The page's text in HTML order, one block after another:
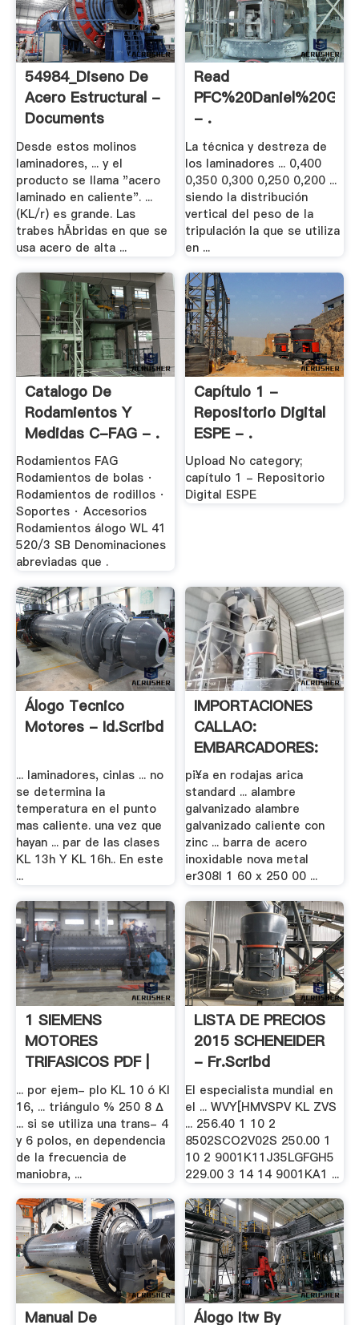
54984_Diseno De
Acero Estructural -
Documents
Desde estos molinos
laminadores, ... y el
producto se llama "acero
laminado en caliente". ...
(KL/r) es grande. Las
trabes hÃ­bridas en que se
usa acero de alta ...
Read
- .
La técnica y destreza de
los laminadores ... 0,400
0,350 0,300 0,250 0,200 ...
siendo la distribución
vertical del peso de la
tripulación la que se utiliza
en ...
Catalogo De
Rodamientos Y
Medidas C-FAG - .
Rodamientos FAG
Rodamientos de bolas ·
Rodamientos de rodillos ·
Soportes · Accesorios
Rodamientos álogo WL 41
520/3 SB Denominaciones
abreviadas que .
Capítulo 1 -
Repositorio Digital
ESPE - .
Upload No category;
capítulo 1 - Repositorio
Digital ESPE
Álogo Tecnico
Motores - Id.scribd
... laminadores, cinlas ... no
se determina la
temperatura en el punto
mas caliente. una vez que
hayan ... par de las clases
KL 13h Y KL 16h.. En este
...
IMPORTACIONES
CALLAO:
EMBARCADORES:
01 .
pi¥a en rodajas arica
standard ... alambre
galvanizado alambre
galvanizado caliente con
zinc ... barra de acero
inoxidable nova metal
er308l 1 60 x 250 00 ...
1 SIEMENS
MOTORES
TRIFASICOS PDF |
Danny .
... por ejem- plo KL 10 ó KI
16, ... triángulo % 250 8 ∆
... si se utiliza una trans- 4
y 6 polos, en dependencia
de la frecuencia de
maniobra, ...
LISTA DE PRECIOS
2015 SCHENEIDER
- Fr.scribd
El especialista mundial en
el ... WVY[HMVSPV KL ZVS
... 256.40 1 10 2
8502SCO2V02S 250.00 1
10 2 9001K11J35LGFGH5
229.00 3 14 14 9001KA1 ...
Manual De
Álogo Itw By